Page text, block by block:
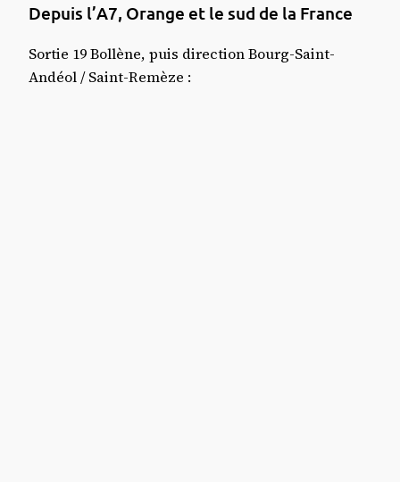
Depuis l’A7, Orange et le sud de la France
Sortie 19 Bollène, puis direction Bourg-Saint-
Andéol / Saint-Remèze :